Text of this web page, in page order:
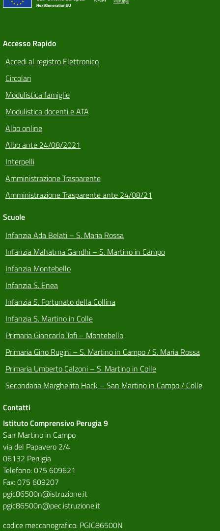
Accesso Rapido
Accedi al registro Elettronico
Circolari
Modulistica famiglie
Modulistica docenti e ATA
Albo online
Albo ante 24/08/2021
Interpelli
Amministrazione Trasparente
Amministrazione Trasparente ante 24/08/21
Scuole
Infanzia Ada Belati – S. Maria Rossa
Infanzia Mahatma Gandhi – S. Martino in Campo
Infanzia Montebello
Infanzia S. Enea
Infanzia S. Fortunato della Collina
Infanzia S. Martino in Colle
Primaria Giancarlo Tofi – Montebello
Primaria Gino Rugini – S. Martino in Campo / S. Maria Rossa
Primaria Umberto Calzoni – S. Martino in Colle
Secondaria Margherita Hack – San Martino in Campo / Colle
Contatti
Istituto Comprensivo Perugia 9
San Martino in Campo
via del Papavero 2/4
06132 Perugia
Telefono: 075 609621
Fax: 075 609207
pgic86500n@istruzione.it
pgic86500n@pec.istruzione.it
codice meccanografico: PGIC86500N